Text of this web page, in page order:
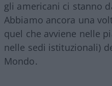
gli americani ci stanno
Abbiamo ancora una
quel che avviene nelle
nelle sedi istituzionali)
Mondo.